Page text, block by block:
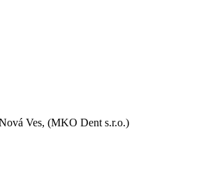
Ves, (MKO Dent s.r.o.)